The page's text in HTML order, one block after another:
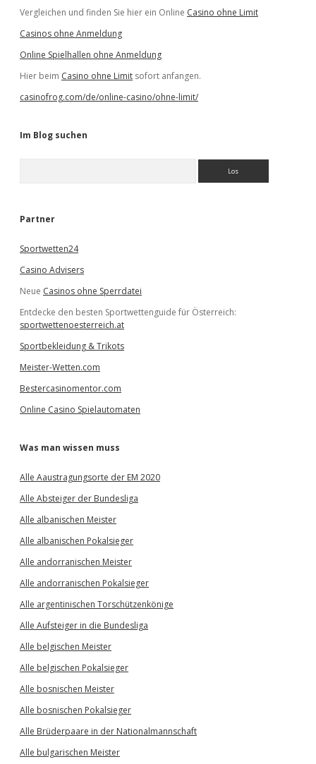
Vergleichen und finden Sie hier ein Online Casino ohne Limit
Casinos ohne Anmeldung
Online Spielhallen ohne Anmeldung
Hier beim Casino ohne Limit sofort anfangen.
casinofrog.com/de/online-casino/ohne-limit/
Im Blog suchen
e
Partner
Sportwetten24
Casino Advisers
Neue Casinos ohne Sperrdatei
Entdecke den besten Sportwettenguide für Österreich:
sportwettenoesterreich.at
Sportbekleidung & Trikots
Meister-Wetten.com
Bestercasinomentor.com
Online Casino Spielautomaten
Was man wissen muss
Alle Aaustragungsorte der EM 2020
Alle Absteiger der Bundesliga
Alle albanischen Meister
Alle albanischen Pokalsieger
Alle andorranischen Meister
Alle andorranischen Pokalsieger
Alle argentinischen Torschützenkönige
Alle Aufsteiger in die Bundesliga
Alle belgischen Meister
Alle belgischen Pokalsieger
Alle bosnischen Meister
Alle bosnischen Pokalsieger
Alle Brüderpaare in der Nationalmannschaft
Alle bulgarischen Meister